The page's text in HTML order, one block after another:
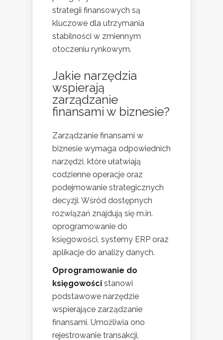
strategii finansowych są
kluczowe dla utrzymania
stabilności w zmiennym
otoczeniu rynkowym.
Jakie narzędzia
wspierają
zarządzanie
finansami w biznesie?
Zarządzanie finansami w
biznesie wymaga odpowiednich
narzędzi, które ułatwiają
codzienne operacje oraz
podejmowanie strategicznych
decyzji. Wśród dostępnych
rozwiązań znajdują się m.in.
oprogramowanie do
księgowości, systemy ERP oraz
aplikacje do analizy danych.
Oprogramowanie do
księgowości stanowi
podstawowe narzędzie
wspierające zarządzanie
finansami. Umożliwia ono
rejestrowanie transakcji,